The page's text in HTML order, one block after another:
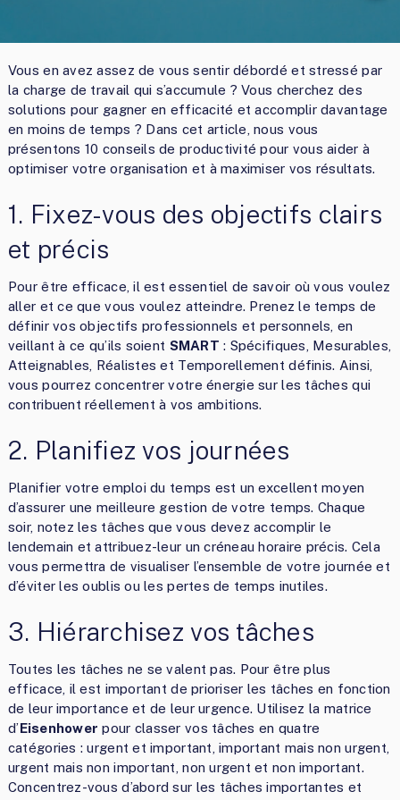
Vous en avez assez de vous sentir débordé et stressé par
la charge de travail qui s’accumule ? Vous cherchez des
solutions pour gagner en efficacité et accomplir davantage
en moins de temps ? Dans cet article, nous vous
présentons 10 conseils de productivité pour vous aider à
optimiser votre organisation et à maximiser vos résultats.
1. Fixez-vous des objectifs clairs
et précis
Pour être efficace, il est essentiel de savoir où vous voulez
aller et ce que vous voulez atteindre. Prenez le temps de
définir vos objectifs professionnels et personnels, en
veillant à ce qu’ils soient SMART : Spécifiques, Mesurables,
Atteignables, Réalistes et Temporellement définis. Ainsi,
vous pourrez concentrer votre énergie sur les tâches qui
contribuent réellement à vos ambitions.
2. Planifiez vos journées
Planifier votre emploi du temps est un excellent moyen
d’assurer une meilleure gestion de votre temps. Chaque
soir, notez les tâches que vous devez accomplir le
lendemain et attribuez-leur un créneau horaire précis. Cela
vous permettra de visualiser l’ensemble de votre journée et
d’éviter les oublis ou les pertes de temps inutiles.
3. Hiérarchisez vos tâches
Toutes les tâches ne se valent pas. Pour être plus
efficace, il est important de prioriser les tâches en fonction
de leur importance et de leur urgence. Utilisez la matrice
d’Eisenhower pour classer vos tâches en quatre
catégories : urgent et important, important mais non urgent,
urgent mais non important, non urgent et non important.
Concentrez-vous d’abord sur les tâches importantes et